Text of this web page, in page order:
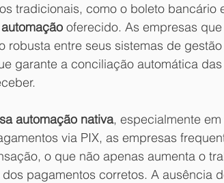
tradicionais, como o boleto bancário
oferecido. As empresas
robusta entre seus sistemas de gestão
garante a conciliação automática
automação nativa, especialmente
via PIX, as empresas
o que não apenas aumenta o
pagamentos corretos. A ausência